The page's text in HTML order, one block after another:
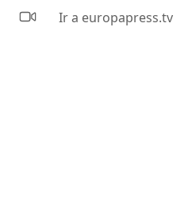
Ir a europapress.tv